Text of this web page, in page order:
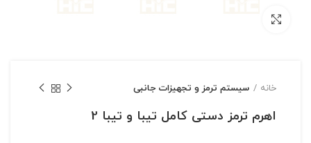
خانه سیستم ترمز و تجهیزات جانبی
اهرم ترمز دستی کامل تیبا و تیبا 2